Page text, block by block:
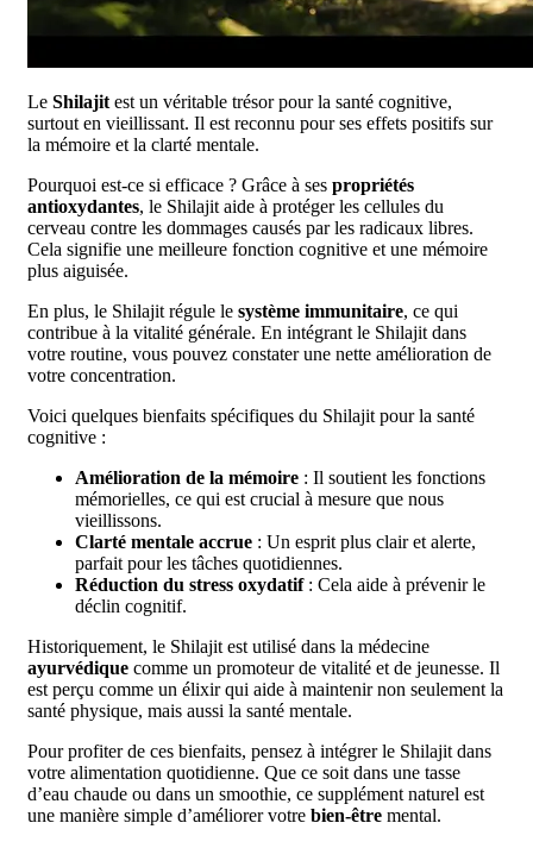
Le Shilajit est un véritable trésor pour la santé cognitive,
surtout en vieillissant. Il est reconnu pour ses effets positifs sur
la mémoire et la clarté mentale.
Pourquoi est-ce si efficace ? Grâce à ses propriétés
antioxydantes, le Shilajit aide à protéger les cellules du
cerveau contre les dommages causés par les radicaux libres.
Cela signifie une meilleure fonction cognitive et une mémoire
plus aiguisée.
En plus, le Shilajit régule le système immunitaire, ce qui
contribue à la vitalité générale. En intégrant le Shilajit dans
votre routine, vous pouvez constater une nette amélioration de
votre concentration.
Voici quelques bienfaits spécifiques du Shilajit pour la santé
cognitive :
Amélioration de la mémoire : Il soutient les fonctions
mémorielles, ce qui est crucial à mesure que nous
vieillissons.
Clarté mentale accrue : Un esprit plus clair et alerte,
parfait pour les tâches quotidiennes.
Réduction du stress oxydatif: Cela aide à prévenir le
déclin cognitif.
Historiquement, le Shilajit est utilisé dans la médecine
ayurvédique comme un promoteur de vitalité et de jeunesse. Il
est perçu comme un élixir qui aide à maintenir non seulement la
santé physique, mais aussi la santé mentale.
Pour profiter de ces bienfaits, pensez à intégrer le Shilajit dans
votre alimentation quotidienne. Que ce soit dans une tasse
d’eau chaude ou dans un smoothie, ce supplément naturel est
une manière simple d’améliorer votre bien-être mental.